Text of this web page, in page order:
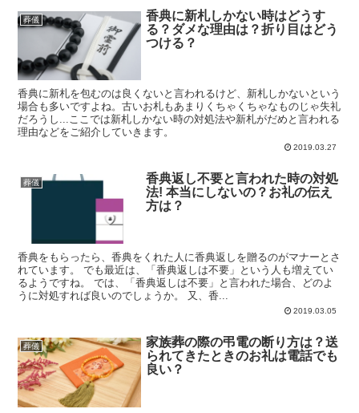
葬儀
香典に新札しかない時はどうす
る？ダメな理由は？折り目はどう
つける？
香典に新札を包むのは良くないと言われるけど、新札しかないという
場合も多いですよね。古いお札もあまりくちゃくちゃなものじゃ失礼
だろうし...ここでは新札しかない時の対処法や新札がだめと言われる
理由などをご紹介していきます。
2019.03.27
葬儀
香典返し不要と言われた時の対処
法! 本当にしないの？お礼の伝え
方は？
香典をもらったら、香典をくれた人に香典返しを贈るのがマナーとさ
れています。 でも最近は、「香典返しは不要」という人も増えてい
るようですね。 では、「香典返しは不要」と言われた場合、どのよ
うに対処すれば良いのでしょうか。 又、香...
2019.03.05
葬儀
家族葬の際の弔電の断り方は？送
られてきたときのお礼は電話でも
良い？